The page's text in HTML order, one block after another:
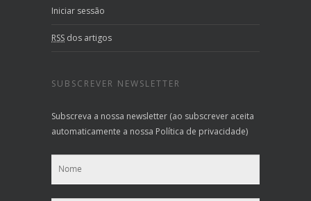
Iniciar sessão
RSS dos artigos
SUBSCREVER NEWSLETTER
Subscreva a nossa newsletter (ao subscrever aceita
automaticamente a nossa Política de privacidade)